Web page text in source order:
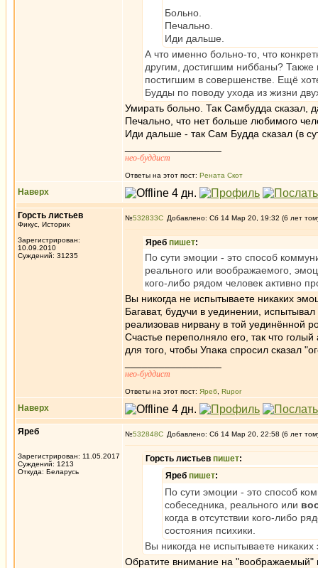
Больно.
Печально.
Иди дальше.
А что именно больно-то, что
другим, достигшим ниббаны?
постигшим в совершенстве. Ещё
Будды по поводу ухода из жизни
Умирать больно. Так Самбудда сказал,
Печально, что нет больше любимого
Иди дальше - так Сам Будда сказал (в
нео-буддист
Ответы на этот пост: Рената Скот
Наверх
Горсть листьев
Фикус, Историк
Зарегистрирован:
10.09.2010
Суждений: 31235
№532833 Добавлено: Сб 14 Мар 20, 19:32 (6 лет
Яреб пишет:
По сути эмоции - это способ
реального или воображаемого,
кого-либо рядом человек активно
Вы никогда не испытываете никаких
Багават, будучи в уединении,
реализовав нирвану в той уединённой
Счастье переполняло его, так что голый
для того, чтобы Упака спросил сказал
нео-буддист
Ответы на этот пост: Яреб Rupor
Наверх
Яреб
Зарегистрирован: 11.05.2017
Суждений: 1213
Откуда: Беларусь
№532848 Добавлено: Сб 14 Мар 20, 22:58 (6 лет
Горсть листьев пишет:
Яреб пишет:
По сути эмоции - это способ
собеседника, реального или
когда в отсутствии кого-либо
состояния психики.
Вы никогда не испытываете
Обратите внимание на "воображаемый"